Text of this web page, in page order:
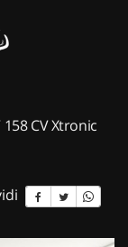
158 CV Xtronic